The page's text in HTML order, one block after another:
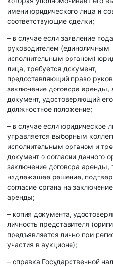
имени юридического лица и
соответствующие сделки;
– в случае если заявление
руководителем (единоличным
исполнительным органом)
лица, требуется документ,
предоставляющий право
заключение договора аренды,
документ, удостоверяющий его
должностное положение;
– в случае если юридическое
управляется выборным
исполнительным органом и
документ о согласии данного
заключение договора аренды,
надлежащее решение,
согласие органа на
аренды;
– копия документа,
личность представителя
предъявляется лично при
участия в аукционе);
– справка Государственной